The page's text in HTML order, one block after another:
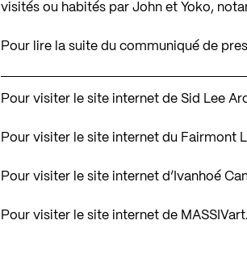
visités ou habités par John et Yoko,
Pour lire la suite du communiqué de
Pour visiter le site internet de Sid Lee
Pour visiter le site internet du Fairmont
Pour visiter le site internet d’Ivanhoé
Pour visiter le site internet de